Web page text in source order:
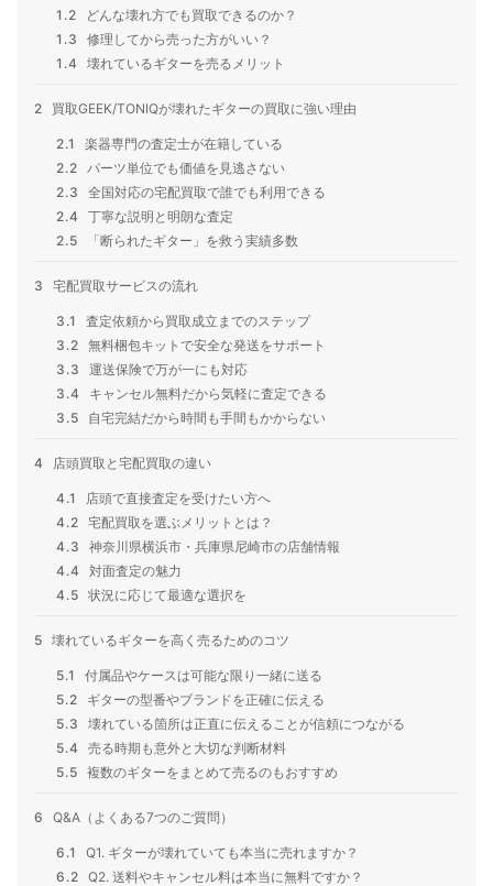
1.2
どんな壊れ方でも買取できるのか？
1.3
修理してから売った方がいい？
1.4
壊れているギターを売るメリット
2 買取GEEK/TONIQが壊れたギターの買取に強い理由
2.1
楽器専門の査定士が在籍している
2.2
パーツ単位でも価値を見逃さない
2.3
全国対応の宅配買取で誰でも利用できる
2.4
丁寧な説明と明朗な査定
2.5
「断られたギター」を救う実績多数
3 宅配買取サービスの流れ
3.1
査定依頼から買取成立までのステップ
3.2 無料梱包キットで安全な発送をサポート
3.3
運送保険で万が一にも対応
3.4
キャンセル無料だから気軽に査定できる
3.5
自宅完結だから時間も手間もかからない
4 店頭買取と宅配買取の違い
4.1
店頭で直接査定を受けたい方へ
4.2 宅配買取を選ぶメリットとは？
4.3
神奈川県横浜市・兵庫県尼崎市の店舗情報
4.4
対面査定の魅力
4.5 状況に応じて最適な選択を
5 壊れているギターを高く売るためのコツ
5.1
付属品やケースは可能な限り一緒に送る
5.2
ギターの型番やブランドを正確に伝える
5.3
壊れている箇所は正直に伝えることが信頼につながる
5.4
売る時期も意外と大切な判断材料
5.5 複数のギターをまとめて売るのもおすすめ
6 Q&A（よくある7つのご質問）
6.1
Q1. ギターが壊れていても本当に売れますか？
6.2 Q2. 送料やキャンセル料は本当に無料ですか？